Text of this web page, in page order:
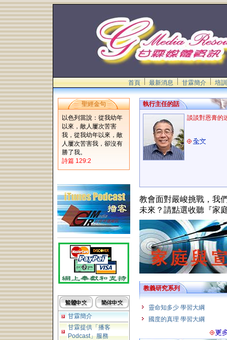
首頁 最新消息 甘霖簡介 培
聖經金句
以色列當說：從我幼年
以來，敵人屢次苦害
我，從我幼年以來，敵
人屢次苦害我，卻沒有
勝了我。
詩篇 129:2
甘霖簡介
甘霖提供「播客
Podcast」服務
執行主任的話
談談對恩膏的
教義研究系列
靈命知多少 學習大綱
國度的真理 學習大綱